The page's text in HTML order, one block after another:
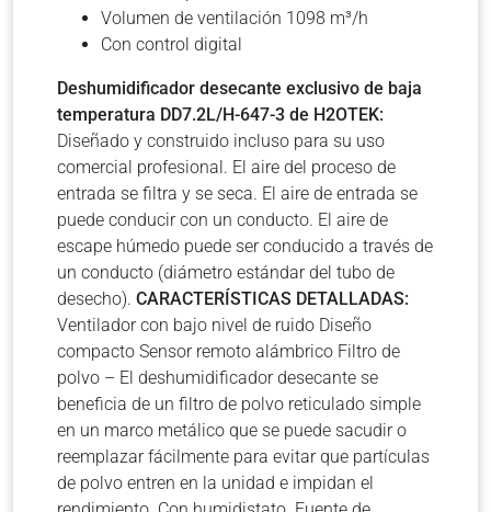
Volumen de ventilación 1098 m³/h
Con control digital
Deshumidificador desecante exclusivo de baja
temperatura DD7.2L/H-647-3 de H2OTEK:
Diseñado y construido incluso para su uso
comercial profesional. El aire del proceso de
entrada se filtra y se seca. El aire de entrada se
puede conducir con un conducto. El aire de
escape húmedo puede ser conducido a través de
un conducto (diámetro estándar del tubo de
desecho). CARACTERÍSTICAS DETALLADAS:
Ventilador con bajo nivel de ruido Diseño
compacto Sensor remoto alámbrico Filtro de
polvo – El deshumidificador desecante se
beneficia de un filtro de polvo reticulado simple
en un marco metálico que se puede sacudir o
reemplazar fácilmente para evitar que partículas
de polvo entren en la unidad e impidan el